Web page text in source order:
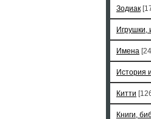
Зодиак
Игрушки,
Имена
История
Китти
Книги,